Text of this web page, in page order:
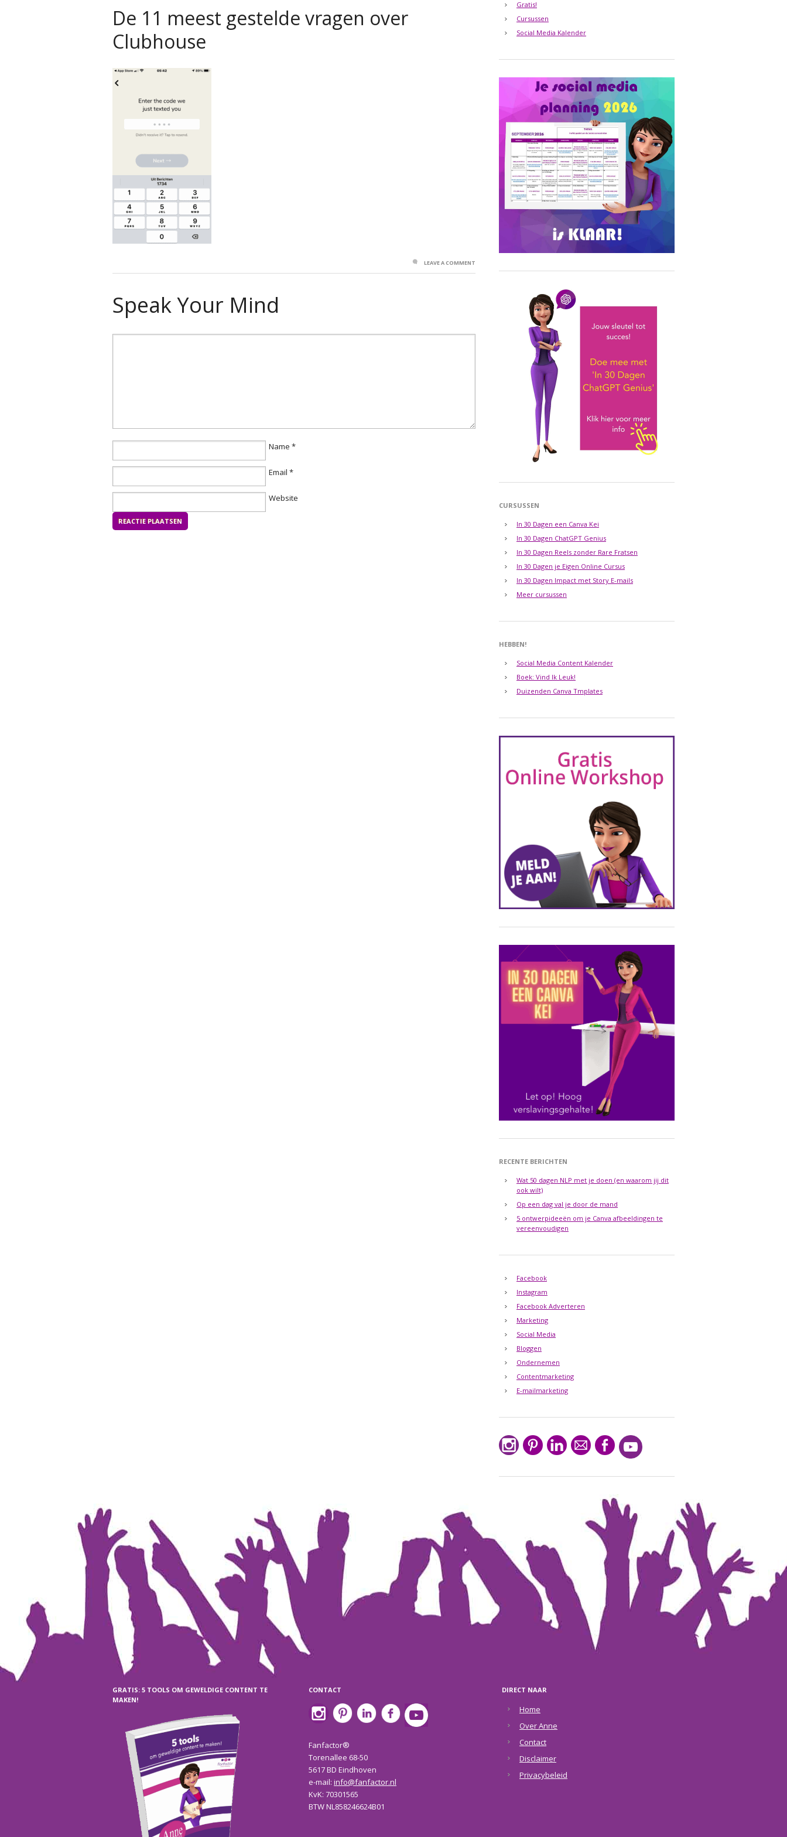
De 11 meest gestelde vragen over
Clubhouse
LEAVE A COMMENT
Speak Your Mind
Name *
Email *
Website
Gratis!
Cursussen
Social Media Kalender
CURSUSSEN
In 30 Dagen een Canva Kei
In 30 Dagen ChatGPT Genius
In 30 Dagen Reels zonder Rare Fratsen
In 30 Dagen je Eigen Online Cursus
In 30 Dagen Impact met Story E-mails
Meer cursussen
HEBBEN!
Social Media Content Kalender
Boek: Vind Ik Leuk!
Duizenden Canva Tmplates
RECENTE BERICHTEN
Wat 50 dagen NLP met je doen (en waarom jij dit
ook wilt)
Op een dag val je door de mand
5 ontwerpideeën om je Canva afbeeldingen te
vereenvoudigen
Facebook
Instagram
Facebook Adverteren
Marketing
Social Media
Bloggen
Ondernemen
Contentmarketing
E-mailmarketing
GRATIS: 5 TOOLS OM GEWELDIGE CONTENT TE
MAKEN!
CONTACT
Fanfactor®
Torenallee 68-50
5617 BD Eindhoven
e-mail: info@fanfactor.nl
KvK: 70301565
BTW NL858246624B01
DIRECT NAAR
Home
Over Anne
Contact
Disclaimer
Privacybeleid